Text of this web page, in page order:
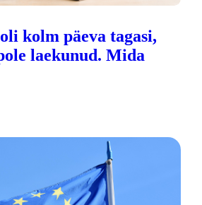
kolm päeva tagasi,
laekunud. Mida